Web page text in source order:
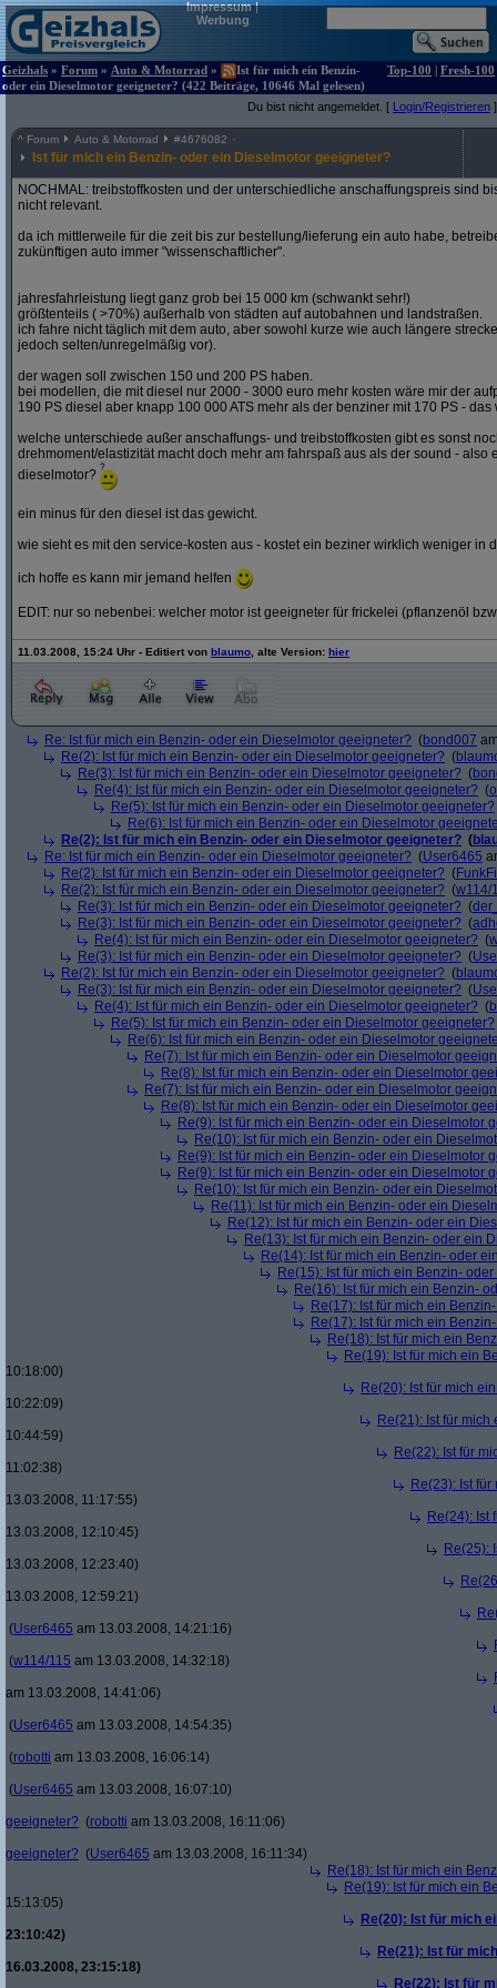
Impressum|
Werbung
Geizhals » Forum » Auto & Motorrad »
Ist für mich ein Benzin-
oder ein Dieselmotor geeigneter? (422 Beiträge, 10646 Mal gelesen)
Top-100 | Fresh-100
Du bist nicht angemeldet. [ Login/Registrieren ]
^ Forum Auto & Motorrad #4676082
Ist für mich ein Benzin- oder ein Dieselmotor geeigneter?
NOCHMAL: treibstoffkosten und der unterschiedliche anschaffungspreis sind
nicht relevant.
da ich mittlerweile für die zeit bis zur bestellung/lieferung ein auto habe,
zukünftigen auto immer "wissenschaftlicher".
jahresfahrleistung liegt ganz grob bei 15 000 km (schwankt sehr!)
größtenteils ( >70%) außerhalb von städten auf autobahnen und landstraßen.
ich fahre nicht täglich mit dem auto, aber sowohl kurze wie auch längere
jedoch selten/unregelmäßig vor).
der wagen soll zwischen 150 und 200 PS haben.
bei modellen, die mit diesel nur 2000 - 3000 euro mehr kosten wäre mir der
190 PS diesel aber knapp 100 000 ATS mehr als der benziner mit 170 PS - das
welche unterschiede außer anschaffungs- und treibstoffkosten gibt es sonst
drehmoment/elastizität macht doch mehr am fahrspaß aus als der sound - also
dieselmotor?
ein minus für den diesel ist das gewicht.
wie sieht es mit den service-kosten aus - kostet ein beziner wirklich weniger in
ich hoffe es kann mir jemand helfen
EDIT: nur so nebenbei: welcher motor ist geeigneter für frickelei (pflanzenöl
11.03.2008, 15:24 Uhr - Editiert von blaumo , alte Version: hier
Re: Ist für mich ein Benzin- oder ein Dieselmotor geeigneter? (bond007
Re(2): Ist für mich ein Benzin- oder ein Dieselmotor geeigneter? (
Re(3): Ist für mich ein Benzin- oder ein Dieselmotor geeigneter? (
Re(4): Ist für mich ein Benzin- oder ein Dieselmotor geeigneter? (
Re(5): Ist für mich ein Benzin- oder ein Dieselmotor geeigneter?
Re(6): Ist für mich ein Benzin- oder ein Dieselmotor
Re(2): Ist für mich ein Benzin- oder ein Dieselmotor geeigneter? (
Re: Ist für mich ein Benzin- oder ein Dieselmotor geeigneter? (User6465
Re(2): Ist für mich ein Benzin- oder ein Dieselmotor geeigneter? (
Re(2): Ist für mich ein Benzin- oder ein Dieselmotor geeigneter? (w114/
Re(3): Ist für mich ein Benzin- oder ein Dieselmotor geeigneter? (
Re(3): Ist für mich ein Benzin- oder ein Dieselmotor geeigneter? (
Re(4): Ist für mich ein Benzin- oder ein Dieselmotor geeigneter? (
Re(3): Ist für mich ein Benzin- oder ein Dieselmotor geeigneter? (
Re(2): Ist für mich ein Benzin- oder ein Dieselmotor geeigneter? (
Re(3): Ist für mich ein Benzin- oder ein Dieselmotor geeigneter? (
Re(4): Ist für mich ein Benzin- oder ein Dieselmotor geeigneter? (
Re(5): Ist für mich ein Benzin- oder ein Dieselmotor geeigneter?
Re(6): Ist für mich ein Benzin- oder ein Dieselmotor
Re(7): Ist für mich ein Benzin- oder ein Dieselmotor
Re(8): Ist für mich ein Benzin- oder ein Dieselmotor
Re(7): Ist für mich ein Benzin- oder ein Dieselmotor
Re(8): Ist für mich ein Benzin- oder ein Dieselmotor
Re(9): Ist für mich ein Benzin- oder ein Dieselmotor
Re(10): Ist für mich ein Benzin- oder ein
Re(9): Ist für mich ein Benzin- oder ein Dieselmotor
Re(9): Ist für mich ein Benzin- oder ein Dieselmotor
Re(10): Ist für mich ein Benzin- oder ein
Re(11): Ist für mich ein Benzin- oder ein
Re(12): Ist für mich ein Benzin- oder ein
Re(13): Ist für mich ein Benzin- oder ein
Re(14): Ist für mich ein Benzin- oder
Re(15): Ist für mich ein Benzin-
Re(16): Ist für mich ein Benzin-
Re(17): Ist für mich ein
Re(17): Ist für mich ein
Re(18): Ist für mich ein
Re(19): Ist für mich ein
10:18:00)
Re(20): Ist für mich
10:22:09)
Re(21): Ist für
10:44:59)
Re(22): Ist für
11:02:38)
Re(23): Ist
13.03.2008, 11:17:55)
Re(24): Ist
13.03.2008, 12:10:45)
Re(25):
13.03.2008, 12:23:40)
13.03.2008, 12:59:21)
(User6465 am 13.03.2008, 14:21:16)
(w114/115 am 13.03.2008, 14:32:18)
am 13.03.2008, 14:41:06)
(User6465 am 13.03.2008, 14:54:35)
(robotti am 13.03.2008, 16:06:14)
(User6465 am 13.03.2008, 16:07:10)
geeigneter? (robotti am 13.03.2008, 16:11:06)
geeigneter? (User6465 am 13.03.2008, 16:11:34)
Re(18): Ist für mich ein
Re(19): Ist für mich ein
15:13:05)
Re(20): Ist für mich
23:10:42)
Re(21): Ist für
16.03.2008, 23:15:18)
Re(22): Ist für